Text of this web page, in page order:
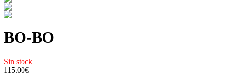
BO-BO
Sin stock
115.00€